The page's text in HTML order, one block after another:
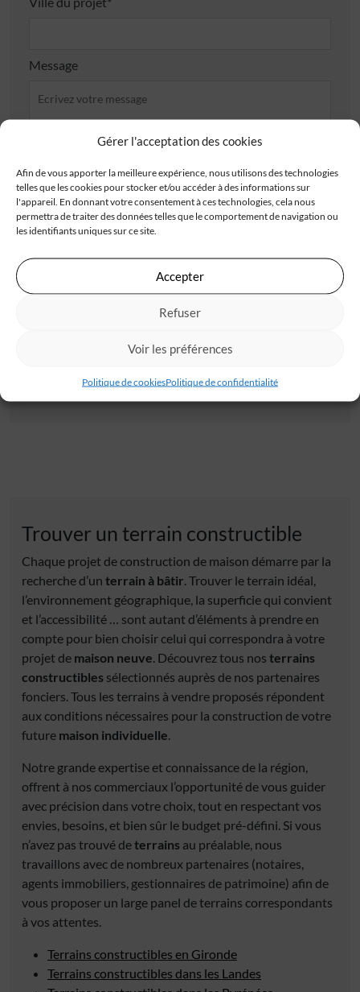
Gérer l'acceptation des cookies
Afin de vous apporter la meilleure expérience, nous utilisons des technologies
telles que les cookies pour stocker et/ou accéder à des informations sur
l'appareil. En donnant votre consentement à ces technologies, cela nous
permettra de traiter des données telles que le comportement de navigation ou
les identifiants uniques sur ce site.
Accepter
Refuser
Voir les préférences
Politique de cookiesPolitique de confidentialité
Message
J'accepte de recevoir les offres d'IGC
Je valide avoir pris connaissance de lapolitique de
confidentialité.
Les champs obligatoires sont marqués d’un astérisque (*). Les informations recueillies
règlementation applicable, vous disposez d’un droit d’accès, de rectification et
Trouver un terrain constructible
Chaque projet de construction de maison démarre par la
recherche d’un terrain à bâtir. Trouver le terrain idéal,
l’environnement géographique, la superficie qui convient
et l’accessibilité … sont autant d’éléments à prendre en
compte pour bien choisir celui qui correspondra à votre
projet de maison neuve. Découvrez tous nos terrains
constructibles sélectionnés auprès de nos partenaires
fonciers. Tous les terrains à vendre proposés répondent
aux conditions nécessaires pour la construction de votre
future maison individuelle.
Notre grande expertise et connaissance de la région,
offrent à nos commerciaux l’opportunité de vous guider
avec précision dans votre choix, tout en respectant vos
envies, besoins, et bien sûr le budget pré-défini. Si vous
n’avez pas trouvé deterrains au préalable, nous
travaillons avec de nombreux partenaires (notaires,
agents immobiliers, gestionnaires de patrimoine) afin de
vous proposer un large panel de terrains correspondants
à vos attentes.
Terrains constructibles en Gironde
Terrains constructibles dans les Landes